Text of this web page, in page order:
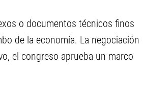
o documentos técnicos finos
de la economía. La negociación
el congreso aprueba un marco